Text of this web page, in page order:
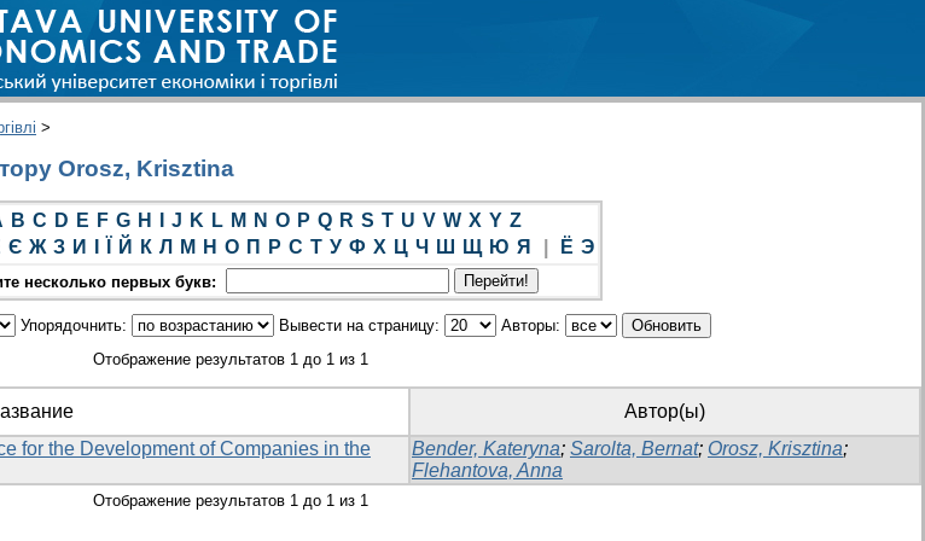
>
Orosz, Krisztina
B C D E F G H J K L M N O P Q R S T U V W X Y Z
Є Ж З И Й К Л М Н О П Р С Т У Ф Х Ц Ч Ш Щ Ю Я Ё Э
несколько первых букв:
Упорядочнить: Вывести на страницу:
Авторы:
Отображение результатов 1 до 1 из 1
Автор(ы)
for the Development of Companies in the
Bender, Kateryna; Sarolta, Bernat; Orosz, Krisztina;
Flehantova, Anna
Отображение результатов 1 до 1 из 1